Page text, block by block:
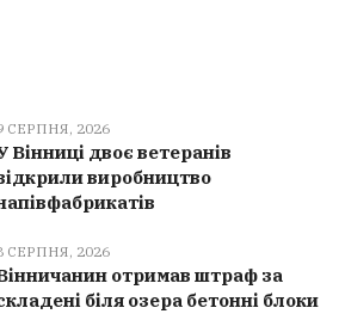
СЕРПНЯ, 2026
Вінниці двоє ветеранів
виробництво
СЕРПНЯ, 2026
отримав штраф за
біля озера бетонні блоки